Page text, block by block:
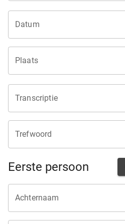
Datum
Plaats
Transcriptie
Trefwoord
Eerste persoon
Achternaam